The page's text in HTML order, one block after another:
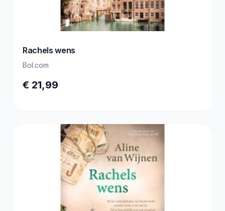
Rachels wens
Bol.com
€ 21,99